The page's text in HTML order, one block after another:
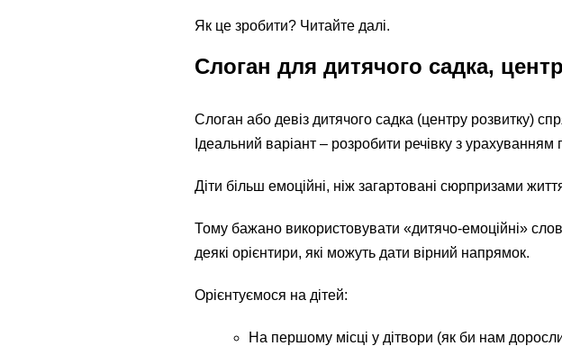
Як це зробити? Читайте далі.
Слоган для дитячого садка,
Слоган або девіз дитячого садка (центру розвитку)
Ідеальний варіант – розробити речівку з урахуванням
Діти більш емоційні, ніж загартовані сюрпризами
Тому бажано використовувати «дитячо-емоційні»
деякі орієнтири, які можуть дати вірний напрямок.
Орієнтуємося на дітей:
На першому місці у дітвори (як би нам